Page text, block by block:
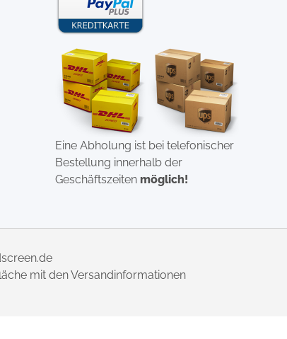
Eine Abholung ist bei telefonischer
Bestellung innerhalb der
Geschäftszeiten möglich!
mit den Versandinformationen